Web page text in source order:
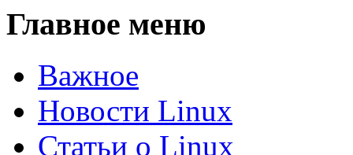
Главное меню
Важное
Новости Linux
Статьи о Linux